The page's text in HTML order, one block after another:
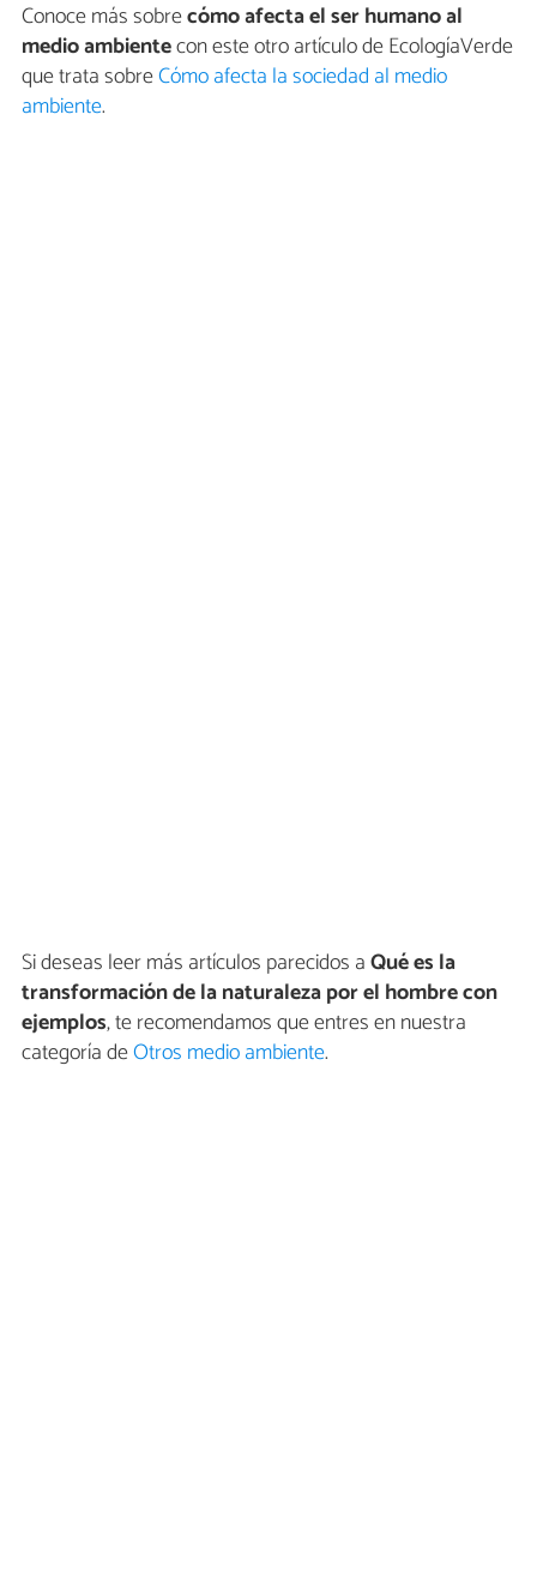
Conoce más sobrecómo afecta el ser humano al
medio ambientecon este otro artículo de EcologíaVerde
que trata sobreCómo afecta la sociedad al medio
ambiente.
Si deseas leer más artículos parecidos aQué es la
transformación de la naturaleza por el hombre con
ejemplos, te recomendamos que entres en nuestra
categoría deOtros medio ambiente.